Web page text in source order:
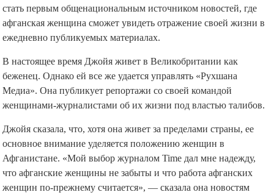
стать первым общенациональным источником новостей, где
афганская женщина сможет увидеть отражение своей жизни в
ежедневно публикуемых материалах.
В настоящее время Джойя живет в Великобритании как
беженец. Однако ей все же удается управлять «Рухшана
Медиа». Она публикует репортажи со своей командой
женщинами-журналистами об их жизни под властью талибов.
Джойя сказала, что, хотя она живет за пределами страны, ее
основное внимание уделяется положению женщин в
Афганистане. «Мой выбор журналом Time дал мне надежду,
что афганские женщины не забыты и что работа афганских
женщин по-прежнему считается», — сказала она новостям